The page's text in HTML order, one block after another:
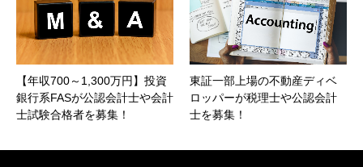
【年収700～1,300万円】投資
銀行系FASが公認会計士や会計
士試験合格者を募集！
東証一部上場の不動産ディベ
ロッパーが税理士や公認会計
士を募集！